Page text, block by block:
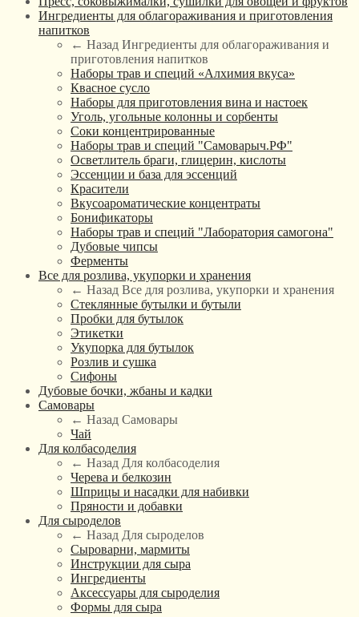
Ингредиенты для облагораживания и приготовления
напитков
← Назад Ингредиенты для облагораживания и
приготовления напитков
Наборы трав и специй «Алхимия вкуса»
Квасное сусло
Наборы для приготовления вина и настоек
Уголь, угольные колонны и сорбенты
Соки концентрированные
Наборы трав и специй "Самоварыч.РФ"
Осветлитель браги, глицерин, кислоты
Эссенции и база для эссенций
Красители
Вкусоароматические концентраты
Бонификаторы
Наборы трав и специй "Лаборатория самогона"
Дубовые чипсы
Ферменты
Все для розлива, укупорки и хранения
← Назад Все для розлива, укупорки и хранения
Стеклянные бутылки и бутыли
Пробки для бутылок
Этикетки
Укупорка для бутылок
Розлив и сушка
Сифоны
Дубовые бочки, жбаны и кадки
Самовары
← Назад Самовары
Чай
Для колбасоделия
← Назад Для колбасоделия
Черева и белкозин
Шприцы и насадки для набивки
Пряности и добавки
Для сыроделов
← Назад Для сыроделов
Сыроварни, мармиты
Инструкции для сыра
Ингредиенты
Аксессуары для сыроделия
Формы для сыра